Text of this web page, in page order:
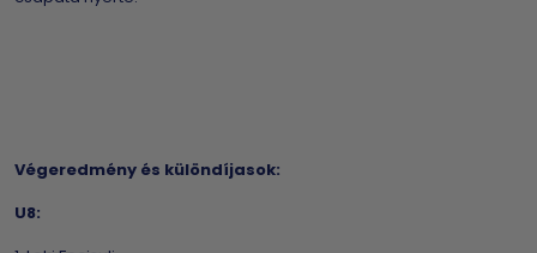
Végeredmény és különdíjasok:
U8: